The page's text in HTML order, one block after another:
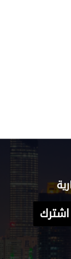
اشترك